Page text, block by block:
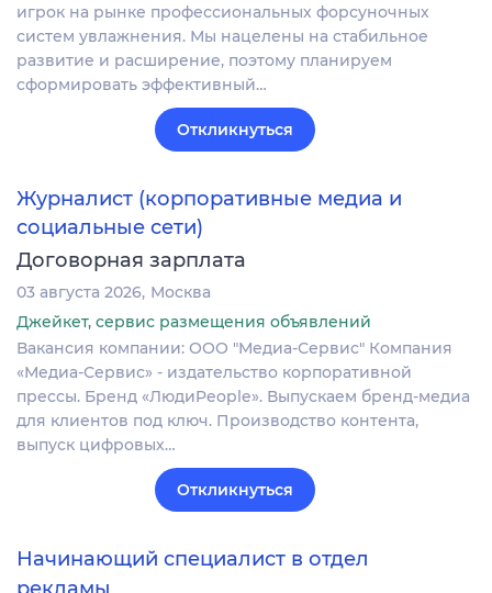
игрок на рынке профессиональных форсуночных
систем увлажнения. Мы нацелены на стабильное
развитие и расширение, поэтому планируем
сформировать эффективный…
Откликнуться
Журналист (корпоративные медиа и
социальные сети)
Договорная зарплата
03 августа 2026 Москва
Джейкет, сервис размещения объявлений
Вакансия компании: ООО "Медиа-Сервис" Компания
«Медиа-Сервис» - издательство корпоративной
прессы. Бренд «ЛюдиPeople». Выпускаем бренд-медиа
для клиентов под ключ. Производство контента,
выпуск цифровых…
Откликнуться
Начинающий специалист в отдел